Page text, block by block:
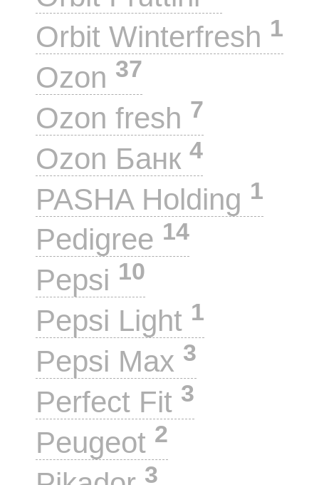
Orbit Winterfresh 1
Ozon 37
Ozon fresh 7
Ozon Банк 4
PASHA Holding 1
Pedigree 14
Pepsi 10
Pepsi Light 1
Pepsi Max 3
Perfect Fit 3
Peugeot 2
3